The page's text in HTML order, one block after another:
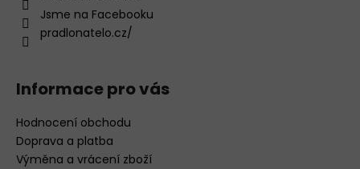
Jsme na Facebooku
pradlonatelo.cz/
Informace pro vás
Hodnocení obchodu
Doprava a platba
Výměna a vrácení zboží